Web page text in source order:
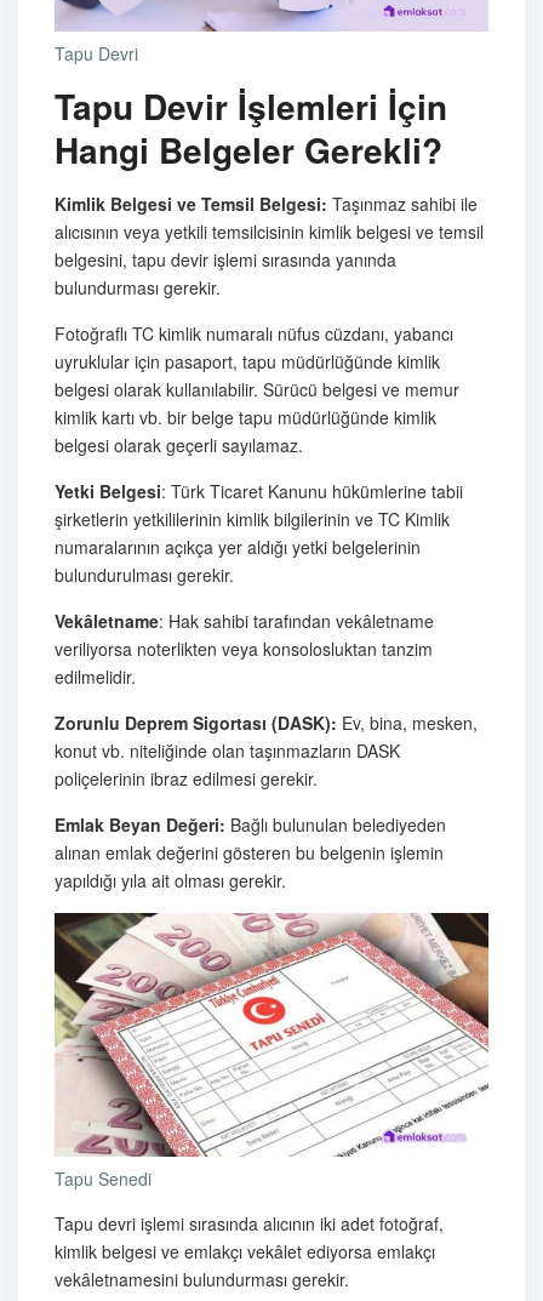
Tapu Devri
Tapu Devir İşlemleri İçin
Hangi Belgeler Gerekli?
Kimlik Belgesi ve Temsil Belgesi: Taşınmaz sahibi ile
alıcısının veya yetkili temsilcisinin kimlik belgesi ve temsil
belgesini, tapu devir işlemi sırasında yanında
bulundurması gerekir.
Fotoğraflı TC kimlik numaralı nüfus cüzdanı, yabancı
uyruklular için pasaport, tapu müdürlüğünde kimlik
belgesi olarak kullanılabilir. Sürücü belgesi ve memur
kimlik kartı vb. bir belge tapu müdürlüğünde kimlik
belgesi olarak geçerli sayılamaz.
Yetki Belgesi: Türk Ticaret Kanunu hükümlerine tabii
şirketlerin yetkililerinin kimlik bilgilerinin ve TC Kimlik
numaralarının açıkça yer aldığı yetki belgelerinin
bulundurulması gerekir.
Vekâletname: Hak sahibi tarafından vekâletname
veriliyorsa noterlikten veya konsolosluktan tanzim
edilmelidir.
Zorunlu Deprem Sigortası (DASK): Ev, bina, mesken,
konut vb. niteliğinde olan taşınmazların DASK
poliçelerinin ibraz edilmesi gerekir.
Emlak Beyan Değeri: Bağlı bulunulan belediyeden
alınan emlak değerini gösteren bu belgenin işlemin
yapıldığı yıla ait olması gerekir.
Tapu Senedi
Tapu devri işlemi sırasında alıcının iki adet fotoğraf,
kimlik belgesi ve emlakçı vekâlet ediyorsa emlakçı
vekâletnamesini bulundurması gerekir.